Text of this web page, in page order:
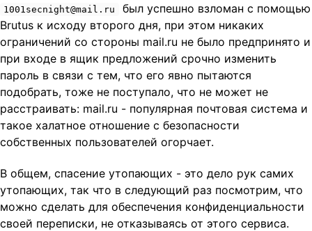
1001secnight@mail.ru
был успешно взломан с помощью
Brutus к исходу второго дня, при этом никаких
ограничений со стороны mail.ru не было предпринято и
при входе в ящик предложений срочно изменить
пароль в связи с тем, что его явно пытаются
подобрать, тоже не поступало, что не может не
расстраивать: mail.ru - популярная почтовая система и
такое халатное отношение с безопасности
собственных пользователей огорчает.
В общем, спасение утопающих - это дело рук самих
утопающих, так что в следующий раз посмотрим, что
можно сделать для обеспечения конфиденциальности
своей переписки, не отказываясь от этого сервиса.